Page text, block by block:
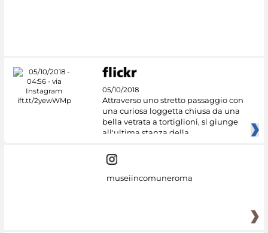
05/10/2018
Attraverso uno stretto passaggio con
una curiosa loggetta chiusa da una
bella vetrata a tortiglioni, si giunge
all'ultima stanza della
museiincomuneroma